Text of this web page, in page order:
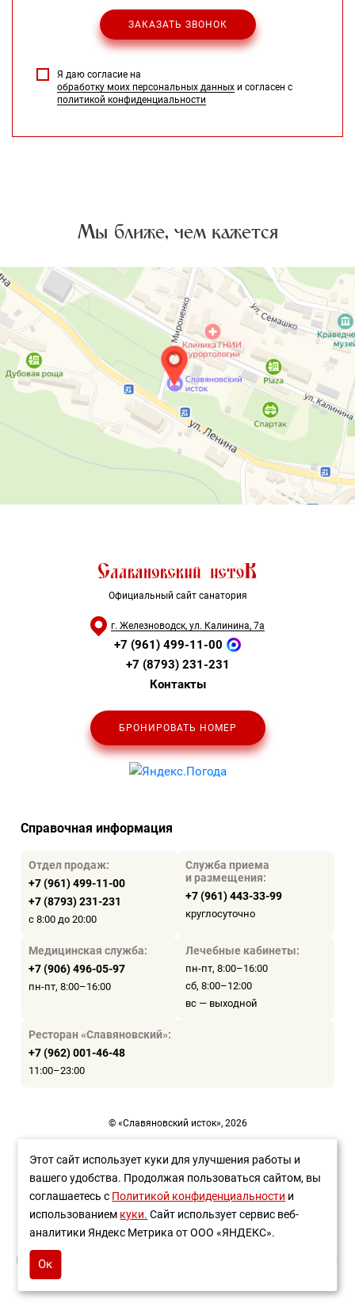
Я даю согласие на
обработку моих персональных данных и согласен с
политикой конфиденциальности
Мы ближе, чем кажется
Официальный сайт санатория
г. Железноводск, ул. Калинина, 7а
+7 (961) 499-11-00
+7 (8793) 231-231
Контакты
БРОНИРОВАТЬ НОМЕР
Справочная информация
Отдел продаж:
+7 (961) 499-11-00
+7 (8793) 231-231
с 8:00 до 20:00
Служба приема
и размещения:
+7 (961) 443-33-99
круглосуточно
Медицинская служба:
+7 (906) 496-05-97
пн-пт, 8:00–16:00
Лечебные кабинеты:
пн-пт, 8:00–16:00
сб, 8:00–12:00
вс — выходной
Ресторан «Славяновский»:
+7 (962) 001-46-48
11:00–23:00
© «Славяновский исток», 2026
Политика конфиденциальности
Разработка сайта —WEBELEMENT
ИМЕЮТСЯ ПРОТИВОПОКАЗАНИЯ НЕОБХОДИМА КОНСУЛЬТАЦИЯ
Этот сайт использует куки для улучшения работы и
вашего удобства. Продолжая пользоваться сайтом, вы
соглашаетесь с Политикой конфиденциальности и
использованием куки. Сайт использует сервис веб-
аналитики Яндекс Метрика от ООО «ЯНДЕКС».
Ок